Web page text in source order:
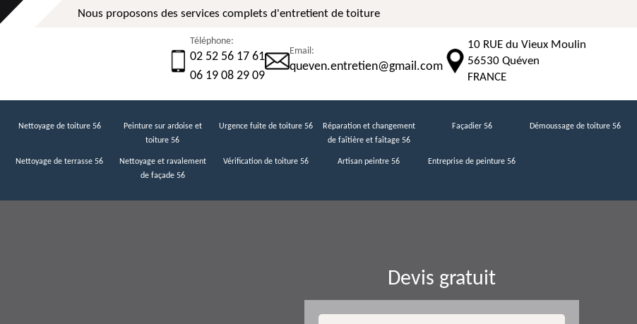
Nous proposons des services complets d'entretient de toiture
Téléphone:
02 52 56 17 61
06 19 08 29 09
Email:
queven.entretien@gmail.com
10 RUE du Vieux Moulin
56530 Quéven
FRANCE
Nettoyage de toiture 56
Peinture sur ardoise et
toiture 56
Urgence fuite de toiture 56
Réparation et changement
de faîtière et faîtage 56
Façadier 56 Démoussage de toiture 56
Nettoyage de terrasse 56
Nettoyage et ravalement
de façade 56
Vérification de toiture 56 Artisan peintre 56 Entreprise de peinture 56
Devis gratuit